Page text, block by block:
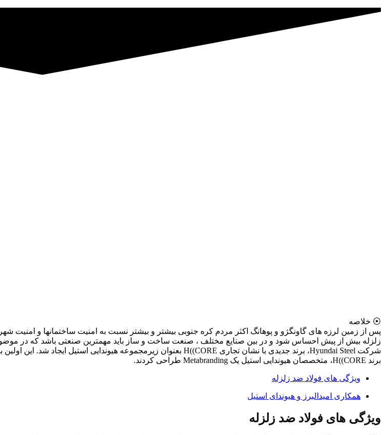
⦿ خلاصه
پس از زمین لرزه های گاونگژو و پوهانگ اکثر مردم کره جنوبی بیشتر و بیشتر نسبت به امنیت ساختمانها و امنیت
زلزله بیش از پیش احساس شود و در بین صنایع مختلف ، صنعت ساخت و ساز باید مهمترین صنعتی باشد که در موضوع
برند H((CORE، متخصصان هیوندایی استیل یک Metabranding طراحی کردند.
ویژگی های فولاد ضد زلزله
همکاری امیدالبرز و هیوندای استیل
ویژگی های فولاد ضد زلزله